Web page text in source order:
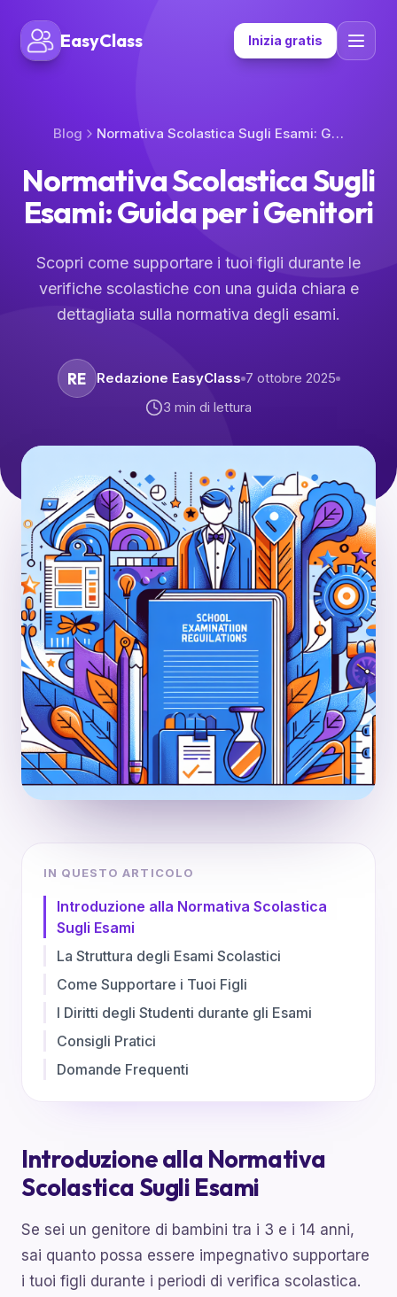
EasyClass Inizia gratis
Blog Normativa Scolastica Sugli Esami: Guida per i Genitori
Normativa Scolastica Sugli
Esami: Guida per i Genitori
Scopri come supportare i tuoi figli durante le
verifiche scolastiche con una guida chiara e
dettagliata sulla normativa degli esami.
RE Redazione EasyClass 7 ottobre 2025
3 min di lettura
IN QUESTO ARTICOLO
Introduzione alla Normativa Scolastica
Sugli Esami
La Struttura degli Esami Scolastici
Come Supportare i Tuoi Figli
I Diritti degli Studenti durante gli Esami
Consigli Pratici
Domande Frequenti
Introduzione alla Normativa
Scolastica Sugli Esami
Se sei un genitore di bambini tra i 3 e i 14 anni,
sai quanto possa essere impegnativo supportare
i tuoi figli durante i periodi di verifica scolastica.